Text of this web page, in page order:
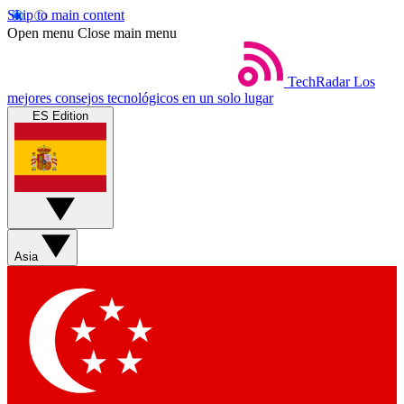
Skip to main content
Open menu Close main menu
TechRadar Los
mejores consejos tecnológicos en un solo lugar
ES Edition
Asia